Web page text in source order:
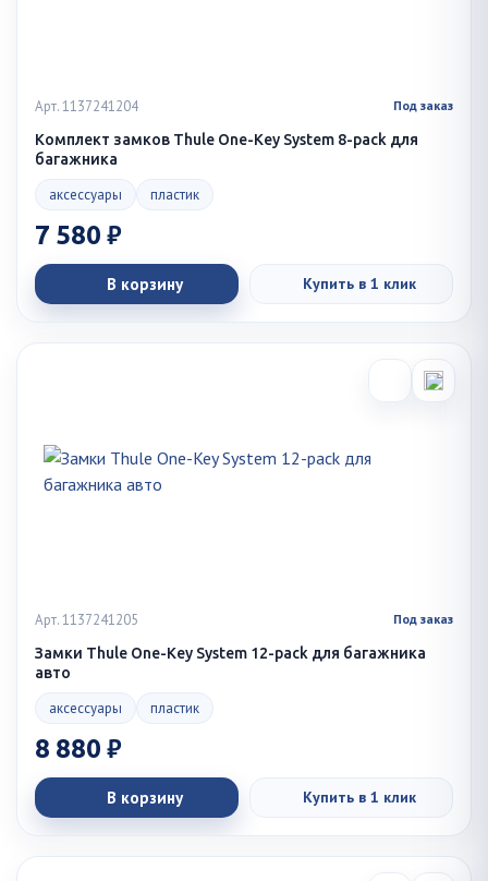
Арт. 1137241204 Под заказ
Комплект замков Thule One-Key System 8-pack для
багажника
аксессуары пластик
7 580 ₽
В корзину Купить в 1 клик
Арт. 1137241205 Под заказ
Замки Thule One-Key System 12-pack для багажника
авто
аксессуары пластик
8 880 ₽
В корзину Купить в 1 клик